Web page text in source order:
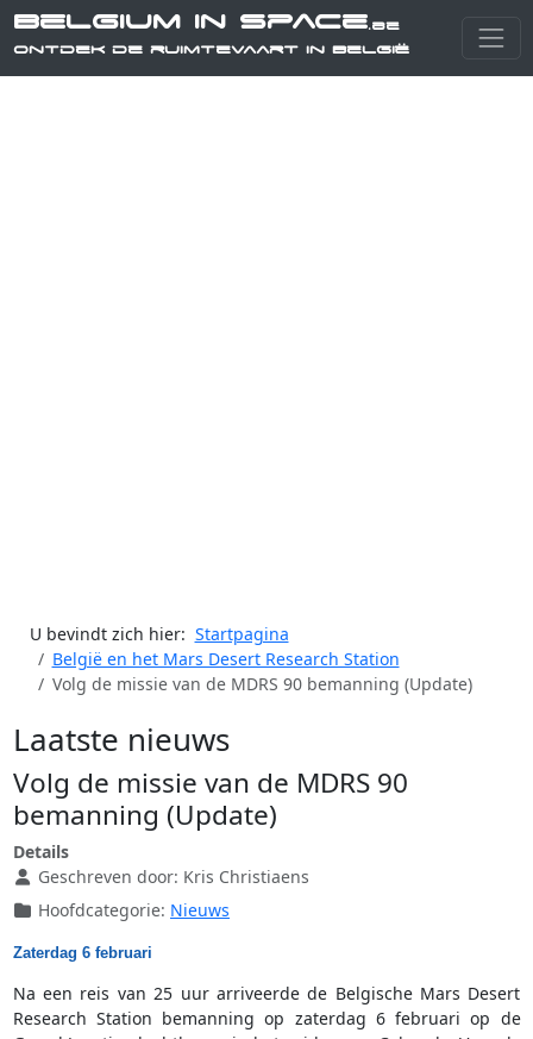
Belgium in Space.be
Ontdek de ruimtevaart in België
U bevindt zich hier: Startpagina
België en het Mars Desert Research Station
Volg de missie van de MDRS 90 bemanning (Update)
Laatste nieuws
Volg de missie van de MDRS 90
bemanning (Update)
Details
Geschreven door: Kris Christiaens
Hoofdcategorie: Nieuws
Zaterdag 6 februari
Na een reis van 25 uur arriveerde de Belgische Mars Desert
Research Station bemanning op zaterdag 6 februari op de